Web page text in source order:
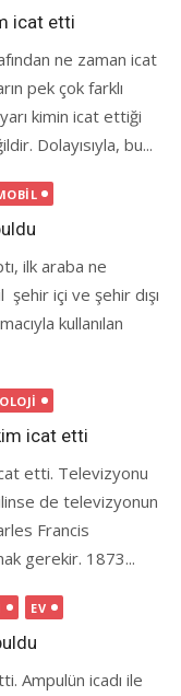
icat etti
ne zaman icat
pek çok farklı
kimin icat ettiği
Dolayısıyla, bu...
ilk araba ne
içi ve şehir dışı
kullanılan
icat etti
etti. Televizyonu
de televizyonun
Francis
gerekir. 1873...
EV
Ampulün icadı ile